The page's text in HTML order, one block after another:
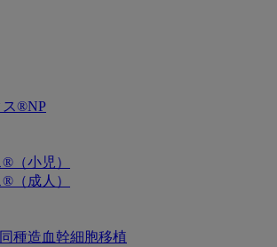
ス®NP
（小児）
（成人）
種造血幹細胞移植